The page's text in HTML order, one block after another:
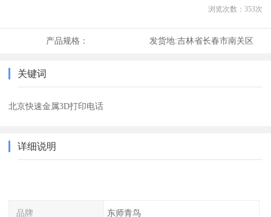
浏览次数： 353次
产品规格： 发货地:吉林省长春市南关区
关键词
北京快速金属3D打印电话
详细说明
品牌 东师青鸟